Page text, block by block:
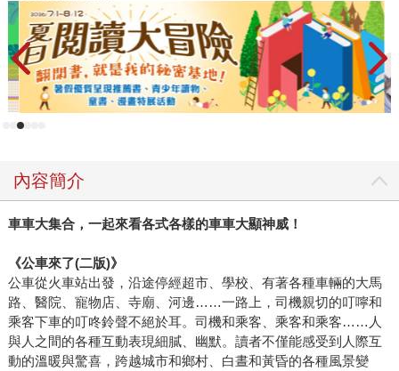
內容簡介
車車大集合，一起來看各式各樣的車車大顯神威！
《公車來了(二版)》
公車從火車站出發，沿途停經超市、學校、有著各種車輛的大馬
路、醫院、寵物店、寺廟、河邊……一路上，司機親切的叮嚀和
乘客下車的叮咚鈴聲不絕於耳。司機和乘客、乘客和乘客……人
與人之間的各種互動表現細膩、幽默。讀者不僅能感受到人際互
動的溫暖與驚喜，跨越城市和鄉村、白晝和黃昏的各種風景變